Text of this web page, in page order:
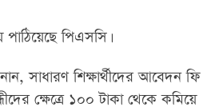
পিএসসি।
সাধারণ শিক্ষার্থীদের আবেদন ফি
ক্ষেত্রে ১০০ টাকা থেকে কমিয়ে